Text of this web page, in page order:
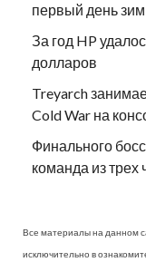
первый день
За год HP
долларов
Treyarch
Cold War на
Финального
команда из трех
Все материалы на данном
исключительно в